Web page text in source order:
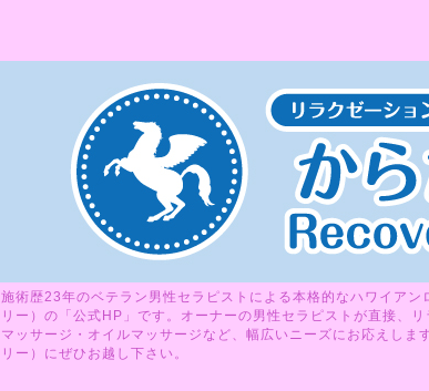
施術歴23年のベテラン男性セラピストによる本格的なハワイア
リー）の「公式HP」です。オーナーの男性セラピストが直接、
マッサージ・オイルマッサージなど、幅広いニーズにお応えし
リー）にぜひお越し下さい。